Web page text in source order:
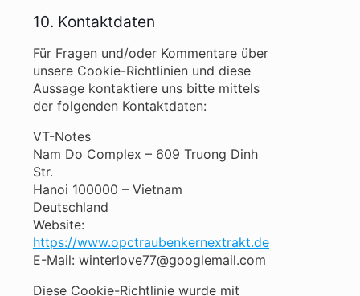
10. Kontaktdaten
Für Fragen und/oder Kommentare über
unsere Cookie-Richtlinien und diese
Aussage kontaktiere uns bitte mittels
der folgenden Kontaktdaten:
VT-Notes
Nam Do Complex – 609 Truong Dinh
Str.
Hanoi 100000 – Vietnam
Deutschland
Website:
https://www.opctraubenkernextrakt.de
E-Mail: winterlove77@googlemail.com
Diese Cookie-Richtlinie wurde mit